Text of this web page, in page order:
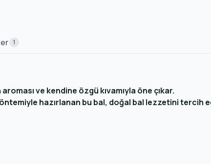
1
ve kendine özgü kıvamıyla öne çıkar.
hazırlanan bu bal, doğal bal lezzetini tercih